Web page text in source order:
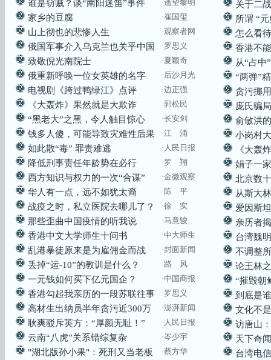
谁是窃贼？谈“南阳迷笛”事件 ·遥望黎明
家乡的豆腐 ·崔国玺
山上彻也的悲惨人生 ·观察者网
俄国军事介入乌克兰也关乎中国 ·罗思义
致敬倪光南院士 ·夏颖奇
俄重新呼唤一位女英雄的名字 ·后沙月光
电视剧《跨过鸭绿江》点评 ·边正强
《大轰炸》果然就是大欺诈 ·郭松民
“黑老大”之黑，令人触目惊心 ·长安剑
钱多人傻，可能导致灾难性后果 ·江 涌
如此散“毒” 罪责难逃 ·人民日报
降低刑事责任年龄势在必行 ·罗 翔
西方知识与权力的一次“合谋” ·金微观察
华人有一点，远不如犹太裔 ·陈 平
战疫之时，私立医院去哪儿了？ ·徐 实
那些歪曲中国疫情的听我说 ·马意骏
香港中文大学师生十问书 ·中大师生
乱港暴徒原来是为雇佣金而战 ·封面新闻
丢掉“运-10”的教训是什么？ ·路 风
一元钱如何买下亿元国企？ ·中国商报
香港勾起我亲历的一段苏联往事 ·罗思义
高材生出纳员半年贪污近300万​ ·澎湃新闻
耿爽驳斥英方：“厚颜无耻！”​ · 人民日报
云南“八虎”关系错综复杂 ·岑少宇
"湖北版孙小果"：死刑又当老板 ·蔡方华
关于二
所谓 “
怎么看
香港不
从“占中
“两弹”
贪污挪
庞氏骗
俞敏洪
小岗村
《大轰
娟子一
北京数
从斯大
爱因斯
亲历者
台湾魏
不调整
论王林
“摧毁朝
到底是
文化不
访唐山
天下奇
台湾电